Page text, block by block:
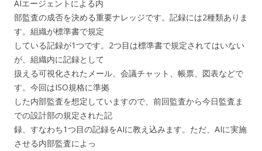
AIエージェントによる内
部監査の成否を決める重要ナレッジです。記録には2種類ありま
す。組織が標準書で規定
している記録が1つです。2つ目は標準書で規定されてはいない
が、組織内に記録として
扱える可視化されたメール、会議チャット、帳票、図表などで
す。今回はISO規格に準拠
した内部監査を想定していますので、前回監査から今日監査ま
での設計部の規定された記
録、すなわち1つ目の記録をAIに教え込みます。ただ、AIに実施
させる内部監査によっ